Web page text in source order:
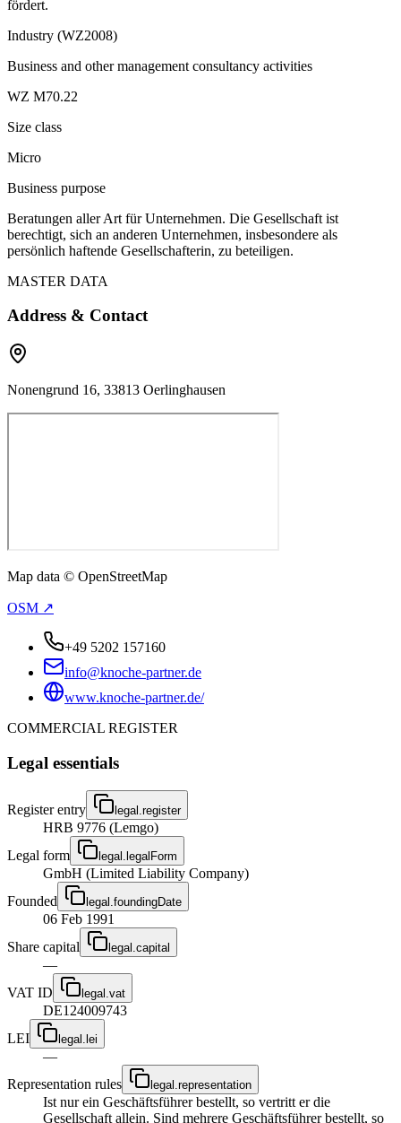
fördert.
Industry (WZ2008)
Business and other management consultancy activities
WZ M70.22
Size class
Micro
Business purpose
Beratungen aller Art für Unternehmen. Die Gesellschaft ist
berechtigt, sich an anderen Unternehmen, insbesondere als
persönlich haftende Gesellschafterin, zu beteiligen.
MASTER DATA
Address & Contact
Nonengrund 16, 33813 Oerlinghausen
Map data © OpenStreetMap
OSM ↗
+49 5202 157160
info@knoche-partner.de
www.knoche-partner.de/
COMMERCIAL REGISTER
Legal essentials
Register entry legal.register
HRB 9776 (Lemgo)
Legal form
legal.legalForm
GmbH (Limited Liability Company)
Founded
legal.foundingDate
06 Feb 1991
Share capital
legal.capital
—
VAT ID
legal.vat
DE124009743
LEI
legal.lei
—
Representation rules
legal.representation
Ist nur ein Geschäftsführer bestellt, so vertritt er die
Gesellschaft allein. Sind mehrere Geschäftsführer bestellt, so